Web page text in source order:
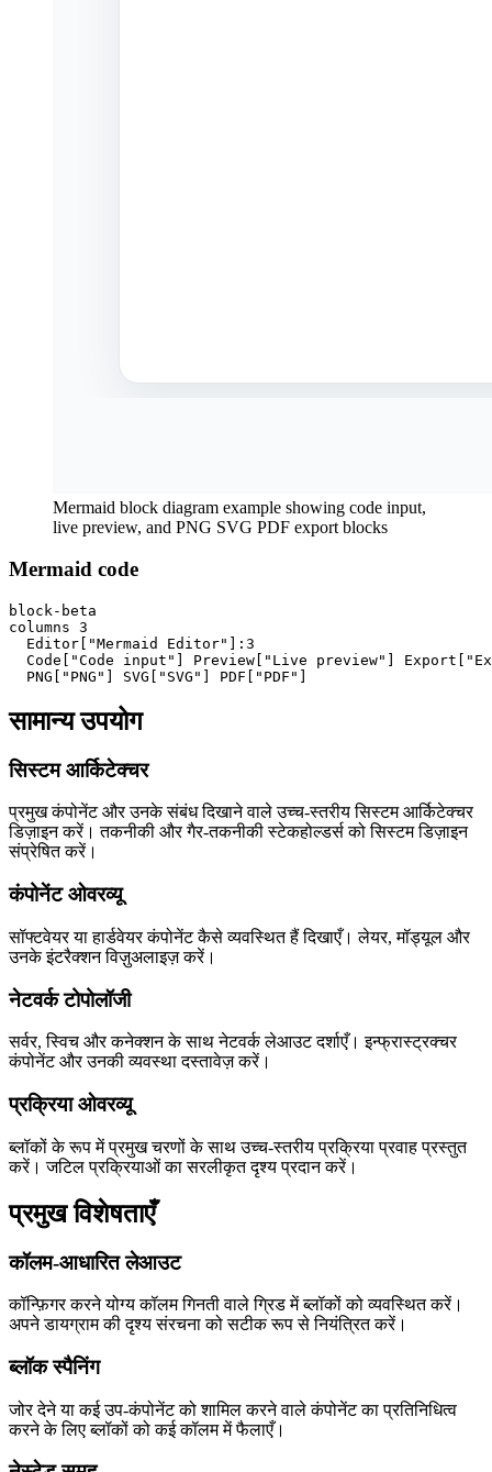
Mermaid block diagram example showing code input,
live preview, and PNG SVG PDF export blocks
Mermaid code
block-beta
columns 3
  Editor["Mermaid Editor"]:3
Code["Code input"] Preview["Live preview"]
  PNG["PNG"] SVG["SVG"] PDF["PDF"]
सामान्य उपयोग
सिस्टम आर्किटेक्चर
प्रमुख कंपोनेंट और उनके संबंध दिखाने वाले उच्च-स्तरीय सिस्टम आर्किटेक्चर
डिज़ाइन करें। तकनीकी और गैर-तकनीकी स्टेकहोल्डर्स को सिस्टम डिज़ाइन
संप्रेषित करें।
कंपोनेंट ओवरव्यू
सॉफ्टवेयर या हार्डवेयर कंपोनेंट कैसे व्यवस्थित हैं दिखाएँ। लेयर, मॉड्यूल और
उनके इंटरैक्शन विज़ुअलाइज़ करें।
नेटवर्क टोपोलॉजी
सर्वर, स्विच और कनेक्शन के साथ नेटवर्क लेआउट दर्शाएँ। इन्फ्रास्ट्रक्चर
कंपोनेंट और उनकी व्यवस्था दस्तावेज़ करें।
प्रक्रिया ओवरव्यू
ब्लॉकों के रूप में प्रमुख चरणों के साथ उच्च-स्तरीय प्रक्रिया प्रवाह प्रस्तुत
करें। जटिल प्रक्रियाओं का सरलीकृत दृश्य प्रदान करें।
प्रमुख विशेषताएँ
कॉलम-आधारित लेआउट
कॉन्फ़िगर करने योग्य कॉलम गिनती वाले ग्रिड में ब्लॉकों को व्यवस्थित करें।
अपने डायग्राम की दृश्य संरचना को सटीक रूप से नियंत्रित करें।
ब्लॉक स्पैनिंग
जोर देने या कई उप-कंपोनेंट को शामिल करने वाले कंपोनेंट का प्रतिनिधित्व
करने के लिए ब्लॉकों को कई कॉलम में फैलाएँ।